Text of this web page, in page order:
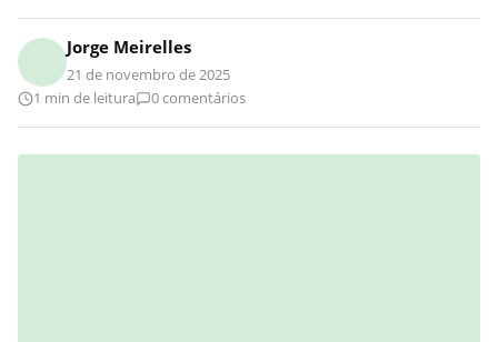
Jorge Meirelles
21 de novembro de 2025
1 min de leitura
0 comentários